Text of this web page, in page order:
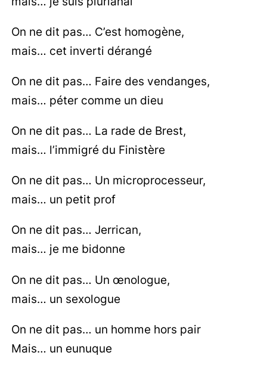
On ne dit pas… C’est homogène,
mais… cet inverti dérangé
On ne dit pas… Faire des vendanges,
mais… péter comme un dieu
On ne dit pas… La rade de Brest,
mais… l’immigré du Finistère
On ne dit pas… Un microprocesseur,
mais… un petit prof
On ne dit pas… Jerrican,
mais… je me bidonne
On ne dit pas… Un œnologue,
mais… un sexologue
On ne dit pas… un homme hors pair
Mais… un eunuque